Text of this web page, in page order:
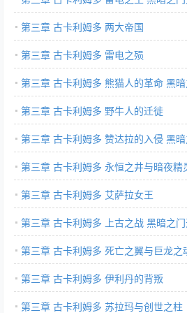
第三章 古卡利姆多 两大帝国
第三章 古卡利姆多 雷电之殒
第三章 古卡利姆多 熊猫人的革命 黑
第三章 古卡利姆多 野牛人的迁徙
第三章 古卡利姆多 赞达拉的入侵 黑
第三章 古卡利姆多 永恒之井与暗夜
15000-10000年
第三章 古卡利姆多 艾萨拉女王
第三章 古卡利姆多 上古之战 黑暗之
第三章 古卡利姆多 死亡之翼与巨龙之
第三章 古卡利姆多 伊利丹的背叛
第三章 古卡利姆多 苏拉玛与创世之柱